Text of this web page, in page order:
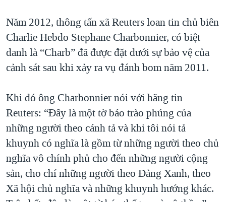
Năm 2012, thông tấn xã Reuters loan tin chủ biên
Charlie Hebdo Stephane Charbonnier, có biệt
danh là “Charb” đã được đặt dưới sự bảo vệ của
cảnh sát sau khi xảy ra vụ đánh bom năm 2011.
Khi đó ông Charbonnier nói với hãng tin
Reuters: “Đây là một tờ báo trào phúng của
những người theo cánh tả và khi tôi nói tả
khuynh có nghĩa là gồm từ những người theo chủ
nghĩa vô chính phủ cho đến những người cộng
sản, cho chí những người theo Đảng Xanh, theo
Xã hội chủ nghĩa và những khuynh hướng khác.